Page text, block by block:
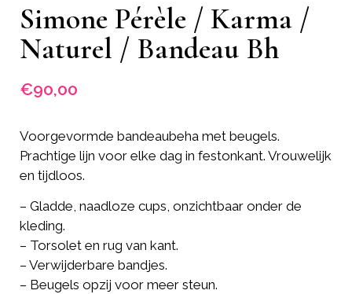
Simone Pérèle / Karma /
Naturel / Bandeau Bh
€90,00
Voorgevormde bandeaubeha met beugels.
Prachtige lijn voor elke dag in festonkant. Vrouwelijk
en tijdloos.
– Gladde, naadloze cups, onzichtbaar onder de
kleding.
– Torsolet en rug van kant.
– Verwijderbare bandjes.
– Beugels opzij voor meer steun.